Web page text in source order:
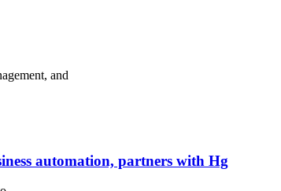
and
automation, partners with Hg